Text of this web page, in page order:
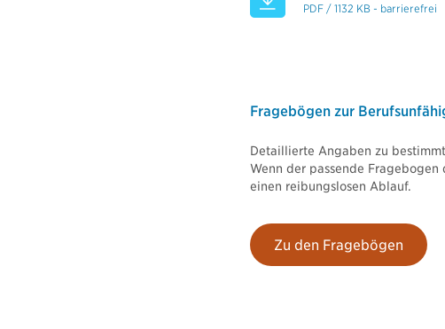
PDF / 1132 KB - barrierefrei
Fragebögen zur
Detaillierte Angaben zu
Wenn der passende
einen reibungslosen Ablauf.
Zu den Fragebögen